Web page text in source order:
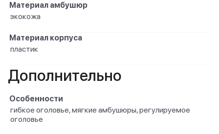
Материал амбушюр
экокожа
Материал корпуса
пластик
Дополнительно
Особенности
гибкое оголовье, мягкие амбушюры, регулируемое
оголовье